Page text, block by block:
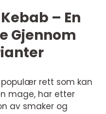
– En
Gjennom
rett som kan
mage, har etter
av smaker og